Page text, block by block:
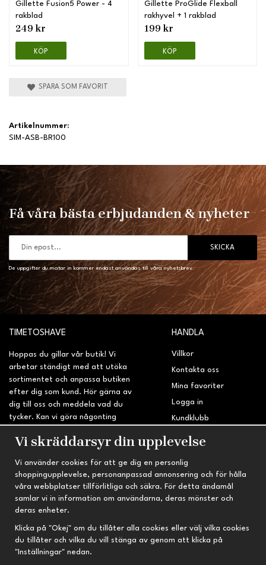
Gillette Fusion5 Power - 4
rakblad
249 kr
KÖP
Gillette ProGlide Flexball
rakhyvel + 1 rakblad
199 kr
KÖP
SPARA SOM FAVORIT
Artikelnummer:
SIM-ASB-BR100
Få våra bästa erbjudanden & nyheter
SKICKA
De uppgifter du matar in kommer endast användas till våra nyhetsbrev.
TIMETOSHAVE
Hoppas du gillar vår butik! Vi
arbetar ständigt med att utöka
sortimentet och anpassa butiken
efter dig som kund. Hör gärna av
dig till oss och meddela vad du
tycker. Kan vi göra någonting
sidan?
HANDLA
Villkor
Kontakta oss
Mina favoriter
Logga in
Kundklubb
Retur & Reklamation
INFORMATION
Om oss
Nyheter
Nyhetsbrev
Om cookies
Prenumeration
TRYGG HANDEL
Fri frakt vid köp över 695 kr
Kvalitetsprodukter till kanonpris
Vi skräddarsyr din upplevelse
Vi använder cookies för att ge dig en personlig
shoppingupplevelse, personanpassad annonsering och för hålla
våra webbplatser tillförlitliga och säkra. För detta ändamål
samlar vi in information om användarna, deras mönster och
deras enheter.
Klicka på "Okej" om du tillåter alla cookies eller välj vilka cookies
du tillåter och vilka du vill stänga av genom att klicka på
"Inställningar" nedan.